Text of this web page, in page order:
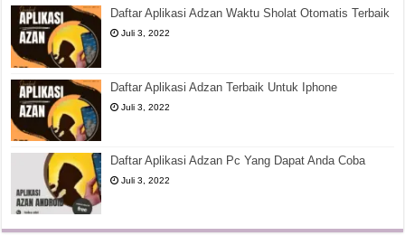
Daftar Aplikasi Adzan Waktu Sholat Otomatis Terbaik
Juli 3, 2022
Daftar Aplikasi Adzan Terbaik Untuk Iphone
Juli 3, 2022
Daftar Aplikasi Adzan Pc Yang Dapat Anda Coba
Juli 3, 2022